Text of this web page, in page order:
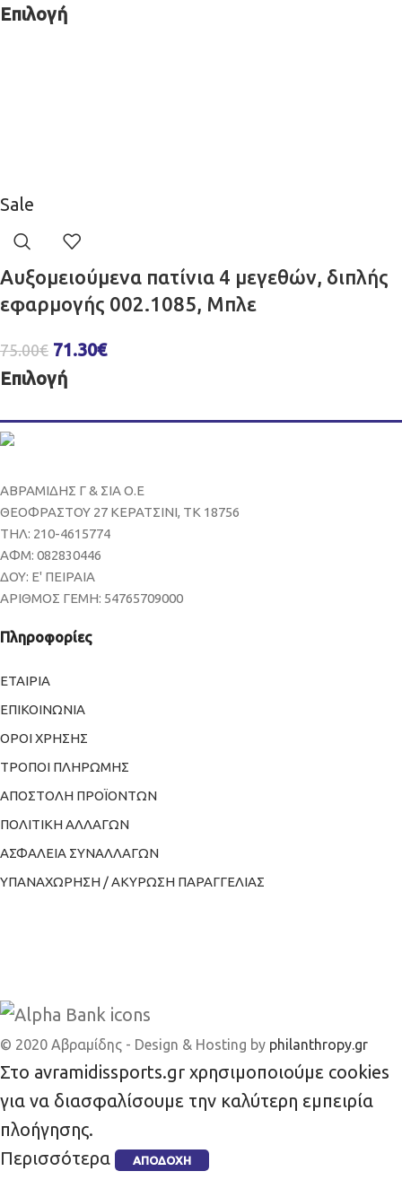
Επιλογή
Sale
Αυξομειούμενα πατίνια 4 μεγεθών, διπλής
εφαρμογής 002.1085, Μπλε
75.00€ 71.30€
Επιλογή
ΑΒΡΑΜΙΔΗΣ Γ & ΣΙΑ Ο.Ε
ΘΕΟΦΡΑΣΤΟΥ 27 ΚΕΡΑΤΣΙΝΙ, ΤΚ 18756
ΤΗΛ: 210-4615774
ΑΦΜ: 082830446
ΔΟΥ: Ε' ΠΕΙΡΑΙΑ
ΑΡΙΘΜΟΣ ΓΕΜΗ: 54765709000
Πληροφορίες
ΕΤΑΙΡΙΑ
ΕΠΙΚΟΙΝΩΝΙΑ
ΟΡΟΙ ΧΡΗΣΗΣ
ΤΡΟΠΟΙ ΠΛΗΡΩΜΗΣ
ΑΠΟΣΤΟΛΗ ΠΡΟΪΟΝΤΩΝ
ΠΟΛΙΤΙΚΗ ΑΛΛΑΓΩΝ
ΑΣΦΑΛΕΙΑ ΣΥΝΑΛΛΑΓΩΝ
ΥΠΑΝΑΧΩΡΗΣΗ / ΑΚΥΡΩΣΗ ΠΑΡΑΓΓΕΛΙΑΣ
© 2020 Αβραμίδης - Design & Hosting by philanthropy.gr
Στο avramidissports.gr χρησιμοποιούμε cookies
για να διασφαλίσουμε την καλύτερη εμπειρία
πλοήγησης.
Περισσότερα
ΑΠΟΔΟΧΉ